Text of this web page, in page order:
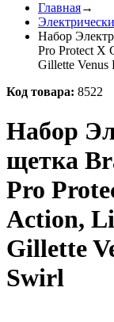
Главная→
Набор
Pro Protect X
Gillette Venus
Код товара: 8522
Набор
щетка
Pro
Action,
Gillette
Swirl